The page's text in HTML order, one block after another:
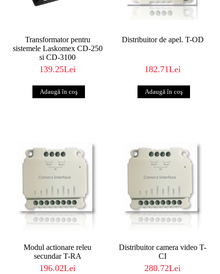
Transformator pentru
sistemele Laskomex CD-250
si CD-3100
139.25Lei
Distribuitor de apel. T-OD
182.71Lei
Modul actionare releu
secundar T-RA
196.02Lei
Distribuitor camera video T-
CI
280.72Lei